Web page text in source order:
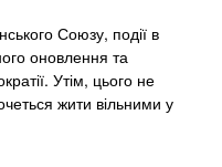
Союзу, події в
оновлення та
Утім, цього не
жити вільними у